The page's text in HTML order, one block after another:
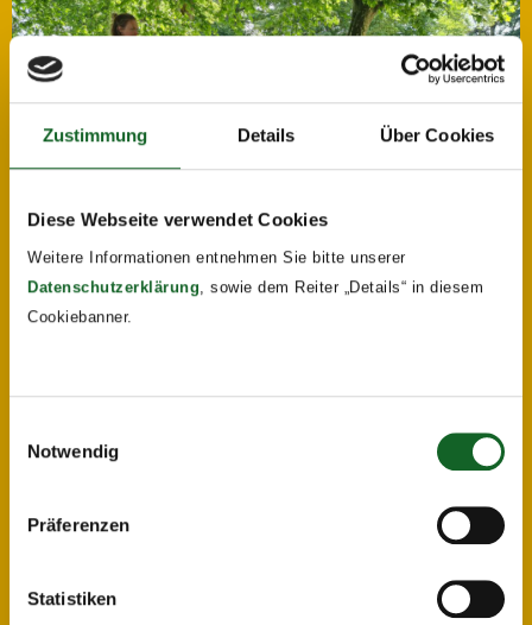
Zustimmung Details Über Cookies
Diese Webseite verwendet Cookies
Weitere Informationen entnehmen Sie bitte unserer
Datenschutzerklärung, sowie dem Reiter „Details“ in diesem
Cookiebanner.
Notwendig
Präferenzen
Statistiken